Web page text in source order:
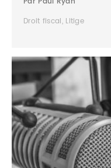
Droit fiscal, Litige